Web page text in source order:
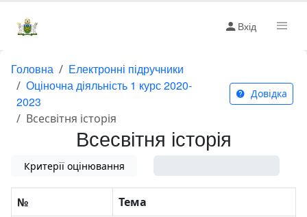
Вхід
Головна
Електронні підручники
Оціночна діяльність 1 курс 2020-
2023
Всесвітня історія
Довідка
Всесвітня історія
Критерії оцінювання
№ Тема